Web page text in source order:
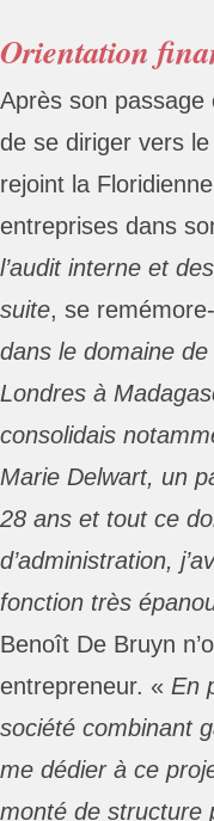
Orientation
Après son
de se diriger vers
rejoint la
entreprises dans
l’audit interne et
suite, se
dans le domaine
Londres à
consolidais
Marie Delwart, un
28 ans et tout ce
d’administration,
fonction très
Benoît De Bruyn
entrepreneur. « En
société combinant
me dédier à ce
monté de structure